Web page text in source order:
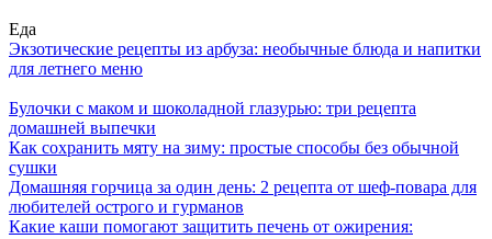
Еда
Экзотические рецепты из арбуза: необычные блюда и напитки
для летнего меню
Булочки с маком и шоколадной глазурью: три рецепта
домашней выпечки
Как сохранить мяту на зиму: простые способы без обычной
сушки
Домашняя горчица за один день: 2 рецепта от шеф-повара для
любителей острого и гурманов
Какие каши помогают защитить печень от ожирения: